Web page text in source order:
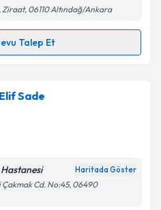
kabul ediyorum.
Gönder
06110 Altındağ/Ankara
Talep Et
için randevu takvimi talebi
randevu almanız için bir
posta ile bilgilendireceğiz.
Sade
Haritada Göster
Çakmak Cd. No:45, 06490